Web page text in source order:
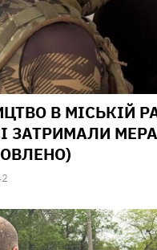
В МІСЬКІЙ
ЗАТРИМАЛИ